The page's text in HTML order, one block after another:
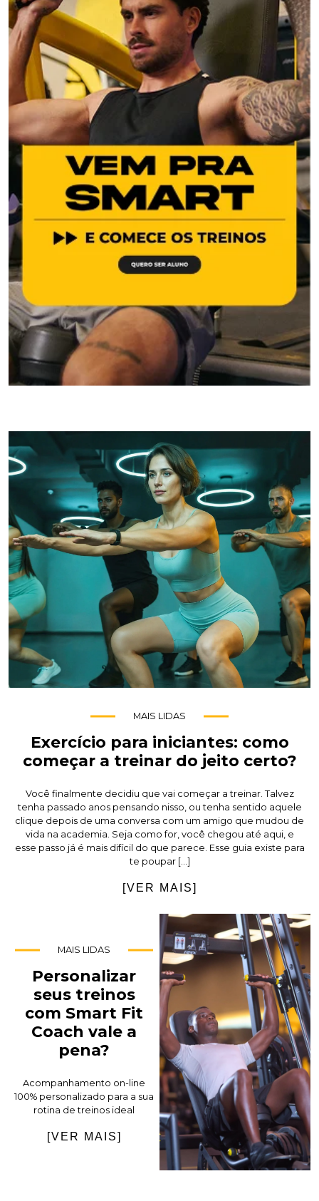
MAIS LIDAS
Exercício para iniciantes: como
começar a treinar do jeito certo?
Você finalmente decidiu que vai começar a treinar. Talvez
tenha passado anos pensando nisso, ou tenha sentido aquele
clique depois de uma conversa com um amigo que mudou de
vida na academia. Seja como for, você chegou até aqui, e
esse passo já é mais difícil do que parece. Esse guia existe para
te poupar […]
[VER MAIS]
MAIS LIDAS
Personalizar
seus treinos
com Smart Fit
Coach vale a
pena?
Acompanhamento on-line
100% personalizado para a sua
rotina de treinos ideal
[VER MAIS]